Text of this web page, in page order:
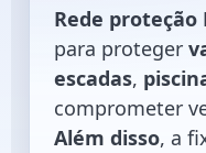
Rede proteção
para proteger
escadas,
comprometer
Além disso, a